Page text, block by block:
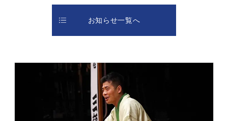
お知らせ一覧へ